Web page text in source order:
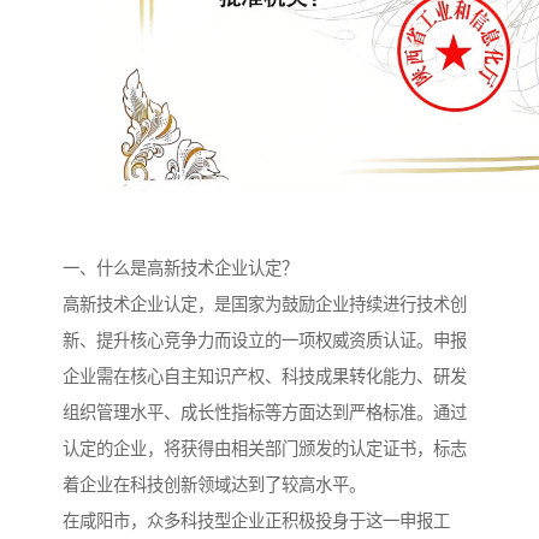
一、什么是高新技术企业认定？
高新技术企业认定，是国家为鼓励企业持续进行技术创
新、提升核心竞争力而设立的一项权威资质认证。申报
企业需在核心自主知识产权、科技成果转化能力、研发
组织管理水平、成长性指标等方面达到严格标准。通过
认定的企业，将获得由相关部门颁发的认定证书，标志
着企业在科技创新领域达到了较高水平。
在咸阳市，众多科技型企业正积极投身于这一申报工